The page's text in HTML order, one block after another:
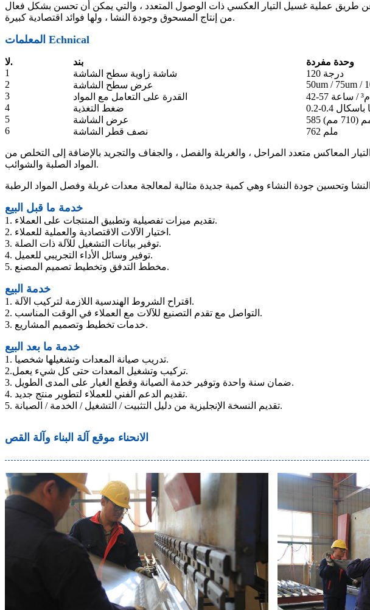
عن طريق عملية غسيل التيار العكسي ذات الوصول المتعدد ، والتي يمكن أن تحسن بشكل فعال
من إنتاج المسحوق وجودة النشا ، ولها فوائد اقتصادية كبيرة.
المعلمات Echnical
لا. بند وحدة مفردة
1
شاشة زاوية سطح الشاشة 120 درجة
2
عرض سطح الشاشة 50um / 75um /
3
القدرة على التعامل مع المواد 42-57 م³ / ساعة
4
ضغط التغذية ميجا باسكال
5
عرض الشاشة مم (710 مم)
6
نصف قطر الشاشة 762 ملم
متعدد المراحل ، والغربلة والفصل ، والجفاف والتجريد بالإضافة إلى التخلص من
المواد الصلبة والشوائب.
خدمة ما قبل البيع
1. تقديم ميزات تفصيلية وتطبيق المنتجات على العملاء.
2. اختيار الآلات الاقتصادية والعملية للعملاء.
3. توفير بيانات التشغيل للآلة ذات الصلة.
4. توفير وسائل الأداء التجريبي للعميل.
5. مخطط التدفق وتخطيط تصميم المصنع.
خدمة البيع
1. اقتراح الشروط الهندسية اللازمة لتركيب الآلة.
2. التواصل مع تقدم التصنيع للآلات مع العملاء في الوقت المناسب.
3. خدمات تخطيط وتصميم المشاريع.
خدمة ما بعد البيع
1. تدريب صيانة المعدات وتشغيلها شخصيا.
2.تركيب وتشغيل المعدات حتى كل شيء يعمل.
3. ضمان سنة واحدة وتوفير خدمة الصيانة وقطع الغيار على المدى الطويل.
4. تقديم الدعم الفني للعملاء لتطوير منتج جديد.
5. تقديم النسخة الإنجليزية من دليل التثبيت / التشغيل / الخدمة / الصيانة.
الانحناء موقع آلة البناء وآلة القص